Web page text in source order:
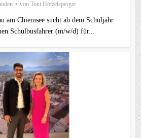
von Toni Hötzelsperger
am Chiemsee sucht ab dem Schuljahr
Schulbusfahrer (m/w/d) für...